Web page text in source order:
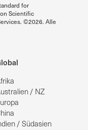
for
Scientific
©2026. Alle
/ NZ
/ Südasien